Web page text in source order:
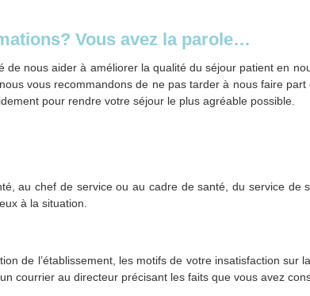
Vous avez la parole…
de nous aider à améliorer la qualité du séjour patient en
vous recommandons de ne pas tarder à nous faire part
pour rendre votre séjour le plus agréable possible.
au chef de service ou au cadre de santé, du service de
à la situation.
de l’établissement, les motifs de votre insatisfaction sur
courrier au directeur précisant les faits que vous avez